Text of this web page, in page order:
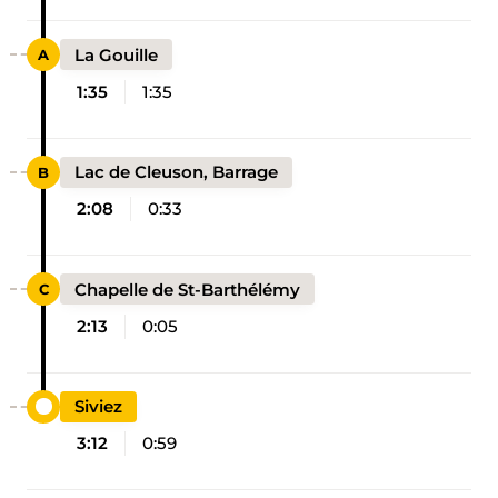
La Gouille
1:35
1:35
Lac de Cleuson, Barrage
2:08
0:33
Chapelle de St-Barthélémy
2:13
0:05
Siviez
3:12
0:59